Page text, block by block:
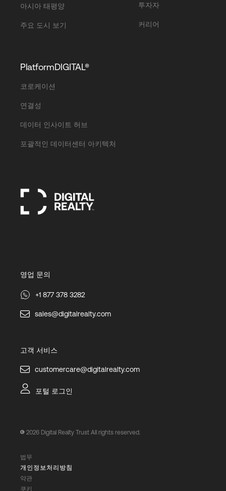
아시아 태평양
주요 도시 보기
투자자
커리어
PlatformDIGITAL®
코로케이션
연결성
데이터 인사이트 허브
포괄적인 데이터센터 아키텍처
영업 문의
+1 877 378 3282
sales@digitalrealty.com
고객 서비스
customercare@digitalrealty.com
포털 로그인
2026 Digital Realty Trust All rights reserved.
법무
개인정보처리방침
약관
쿠키